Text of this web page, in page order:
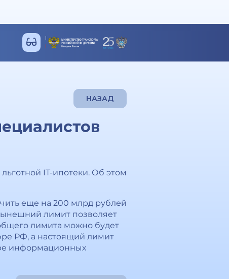
НАЗАД
IT-ипотеки. Об этом
еще на 200 млрд рублей
лимит позволяет
лимита можно будет
РФ, а настоящий лимит
информационных